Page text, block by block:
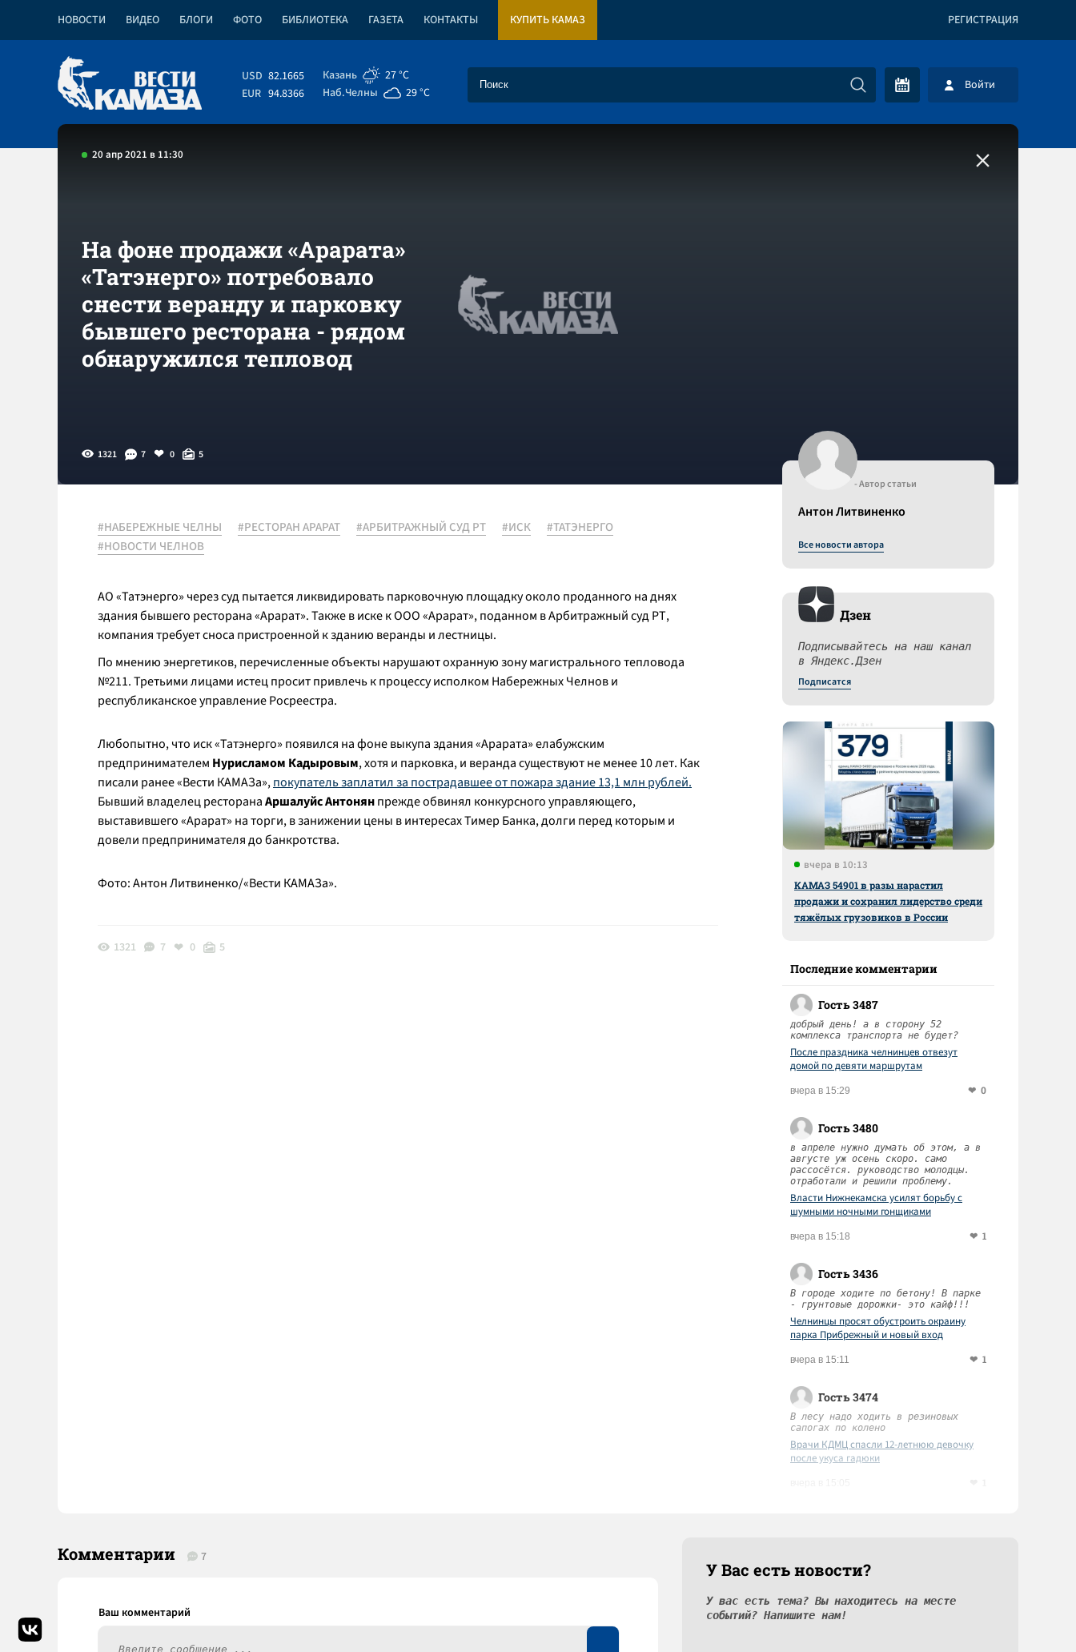
НОВОСТИ ВИДЕО БЛОГИ ФОТО БИБЛИОТЕКА ГАЗЕТА КОНТАКТЫ КУПИТЬ КАМАЗ РЕГИСТРАЦИЯ
USD 82.1665
EUR 94.8366
Казань
27 °C
Наб.Челны
29 °C Войти
20 апр 2021 в 11:30
На фоне продажи «Арарата»
«Татэнерго» потребовало
снести веранду и парковку
бывшего ресторана - рядом
обнаружился тепловод
1321 7 0 5
#НАБЕРЕЖНЫЕ ЧЕЛНЫ #РЕСТОРАН АРАРАТ #АРБИТРАЖНЫЙ СУД РТ #ИСК
#ТАТЭНЕРГО
#НОВОСТИ ЧЕЛНОВ
АО «Татэнерго» через суд пытается ликвидировать парковочную площадку около проданного на днях
здания бывшего ресторана «Арарат». Также в иске к ООО «Арарат», поданном в Арбитражный суд РТ,
компания требует сноса пристроенной к зданию веранды и лестницы.
По мнению энергетиков, перечисленные объекты нарушают охранную зону магистрального тепловода
№211. Третьими лицами истец просит привлечь к процессу исполком Набережных Челнов и
республиканское управление Росреестра.
Любопытно, что иск «Татэнерго» появился на фоне выкупа здания «Арарата» елабужским
предпринимателем Нурисламом Кадыровым, хотя и парковка, и веранда существуют не менее 10 лет. Как
писали ранее «Вести КАМАЗа»,покупатель заплатил за пострадавшее от пожара здание 13,1 млн рублей.
Бывший владелец ресторанаАршалуйс Антонянпрежде обвинял конкурсного управляющего,
выставившего «Арарат» на торги, в занижении цены в интересах Тимер Банка, долги перед которым и
довели предпринимателя до банкротства.
Фото: Антон Литвиненко/«Вести КАМАЗа».
1321 7 0 5
- Автор статьи
Антон Литвиненко
Все новости автора
Дзен
Подписывайтесь на наш канал
в Яндекс.Дзен
Подписатся
вчера в 10:13
КАМАЗ 54901 в разы нарастил
продажи и сохранил лидерство среди
тяжёлых грузовиков в России
Последние комментарии
Гость 3487
добрый день! а в сторону 52
комплекса транспорта не будет?
После праздника челнинцев отвезут
домой по девяти маршрутам
вчера в 15:29 0
Гость 3480
в апреле нужно думать об этом, а в
августе уж осень скоро. само
рассосётся. руководство молодцы.
отработали и решили проблему.
Власти Нижнекамска усилят борьбу с
шумными ночными гонщиками
вчера в 15:18 1
Гость 3436
В городе ходите по бетону! В парке
- грунтовые дорожки- это кайф!!!
Челнинцы просят обустроить окраину
парка Прибрежный и новый вход
вчера в 15:11 1
Гость 3474
В лесу надо ходить в резиновых
сапогах по колено
Врачи КДМЦ спасли 12-летнюю девочку
после укуса гадюки
Комментарии 7
У Вас есть новости?
У вас есть тема? Вы находитесь на месте
событий? Напишите нам!